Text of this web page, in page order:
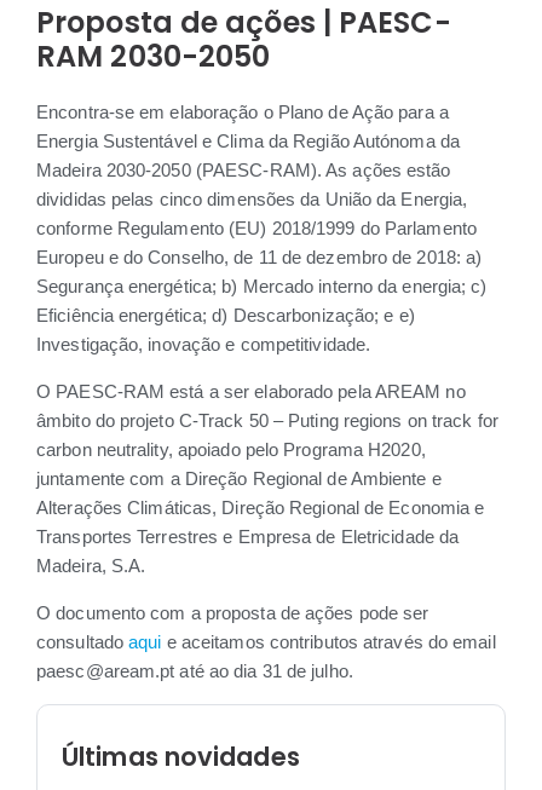
Proposta de ações | PAESC-
RAM 2030-2050
Encontra-se em elaboração o Plano de Ação para a
Energia Sustentável e Clima da Região Autónoma da
Madeira 2030-2050 (PAESC-RAM). As ações estão
divididas pelas cinco dimensões da União da Energia,
conforme Regulamento (EU) 2018/1999 do Parlamento
Europeu e do Conselho, de 11 de dezembro de 2018: a)
Segurança energética; b) Mercado interno da energia; c)
Eficiência energética; d) Descarbonização; e e)
Investigação, inovação e competitividade.
O PAESC-RAM está a ser elaborado pela AREAM no
âmbito do projeto C-Track 50 – Puting regions on track for
carbon neutrality, apoiado pelo Programa H2020,
juntamente com a Direção Regional de Ambiente e
Alterações Climáticas, Direção Regional de Economia e
Transportes Terrestres e Empresa de Eletricidade da
Madeira, S.A.
O documento com a proposta de ações pode ser
consultadoaqui e aceitamos contributos através do email
paesc@aream.pt até ao dia 31 de julho.
Últimas novidades